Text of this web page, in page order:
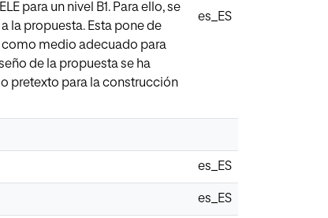
para un nivel B1. Para ello, se
la propuesta. Esta pone de
como medio adecuado para
de la propuesta se ha
pretexto para la construcción
es_ES
es_ES
es_ES